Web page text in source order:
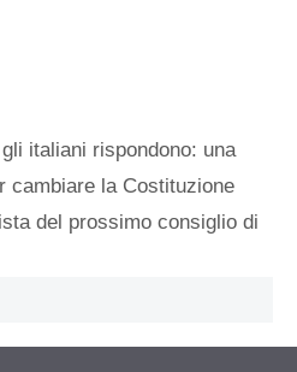
gli italiani rispondono: una
cambiare la Costituzione
del prossimo consiglio di